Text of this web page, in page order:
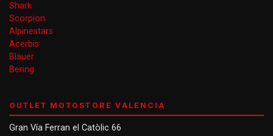
Shark
Scorpion
Alpinestars
Acerbis
Blauer
Bering
OUTLET MOTOSTORE VALENCIA
Gran Vía Ferran el Catòlic 66